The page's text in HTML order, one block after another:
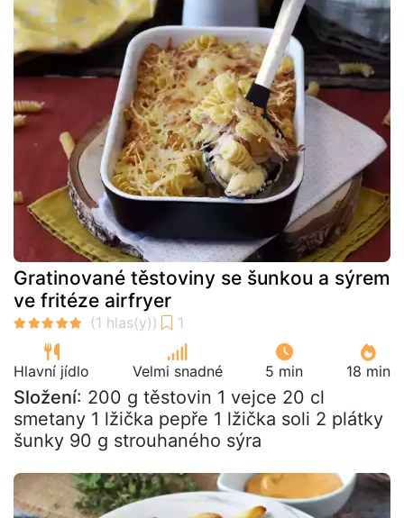
Gratinované těstoviny se šunkou a sýrem
ve fritéze airfryer
Hlavní jídlo Velmi snadné 5 min 18 min
Složení: 200 g těstovin 1 vejce 20 cl
smetany 1 lžička pepře 1 lžička soli 2 plátky
šunky 90 g strouhaného sýra